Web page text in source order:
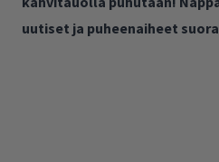
uutiset ja puheenaiheet